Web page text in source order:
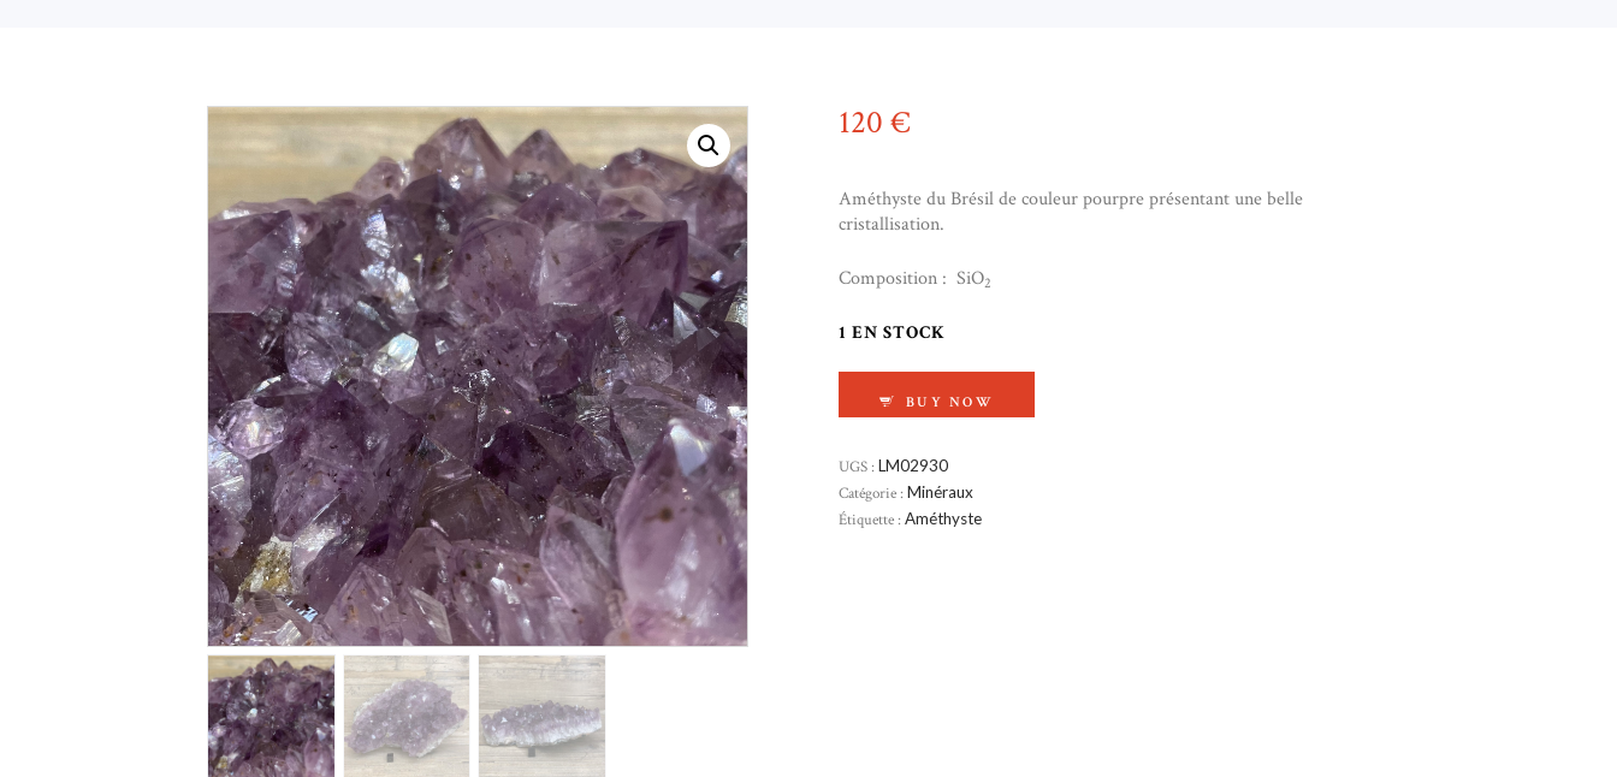
120 €
Améthyste du Brésil de couleur pourpre présentant une belle
cristallisation.
Composition : SiO2
1 EN STOCK
BUY NOW
UGS : LM02930
Catégorie : Minéraux
Étiquette : Améthyste